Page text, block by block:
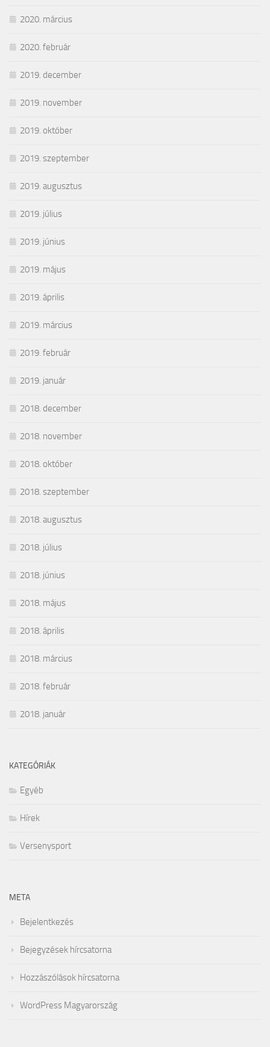
2020. március
2020. február
2019. december
2019. november
2019. október
2019. szeptember
2019. augusztus
2019. július
2019. június
2019. május
2019. április
2019. március
2019. február
2019. január
2018. december
2018. november
2018. október
2018. szeptember
2018. augusztus
2018. július
2018. június
2018. május
2018. április
2018. március
2018. február
2018. január
KATEGÓRIÁK
Egyéb
Hírek
Versenysport
META
Bejelentkezés
Bejegyzések hírcsatorna
Hozzászólások hírcsatorna
WordPress Magyarország